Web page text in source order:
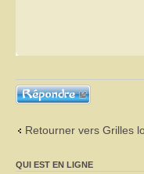
Répondre
Retourner vers Grilles
QUI EST EN LIGNE